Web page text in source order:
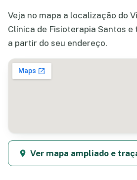
Veja no mapa a localização do
Clínica de Fisioterapia Santos
a partir do seu endereço.
Ver mapa ampliado e